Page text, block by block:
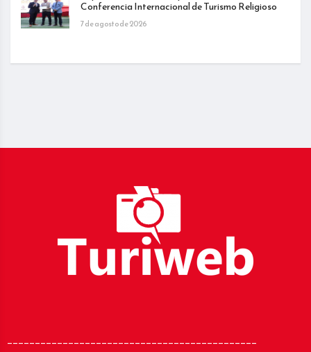
Conferencia Internacional de Turismo Religioso
7 de agosto de 2026
_____________________________________________